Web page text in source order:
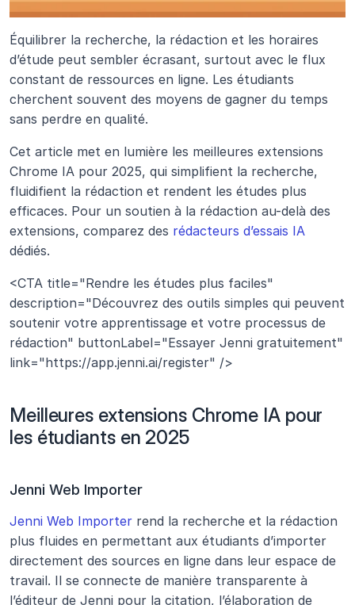
Équilibrer la recherche, la rédaction et les horaires
d’étude peut sembler écrasant, surtout avec le flux
constant de ressources en ligne. Les étudiants
cherchent souvent des moyens de gagner du temps
sans perdre en qualité.
Cet article met en lumière les meilleures extensions
Chrome IA pour 2025, qui simplifient la recherche,
fluidifient la rédaction et rendent les études plus
efficaces. Pour un soutien à la rédaction au-delà des
extensions, comparez des rédacteurs d’essais IA
dédiés.
<CTA title="Rendre les études plus faciles"
description="Découvrez des outils simples qui peuvent
soutenir votre apprentissage et votre processus de
rédaction" buttonLabel="Essayer Jenni gratuitement"
link="https://app.jenni.ai/register" />
Meilleures extensions Chrome IA pour
les étudiants en 2025
Jenni Web Importer
Jenni Web Importer rend la recherche et la rédaction
plus fluides en permettant aux étudiants d’importer
directement des sources en ligne dans leur espace de
travail. Il se connecte de manière transparente à
l’éditeur de Jenni pour la citation, l’élaboration de